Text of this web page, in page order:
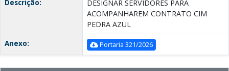
Descrição:
DESIGNAR SERVIDORES PARA
ACOMPANHAREM CONTRATO CIM
PEDRA AZUL
Anexo:
Portaria 321/2026